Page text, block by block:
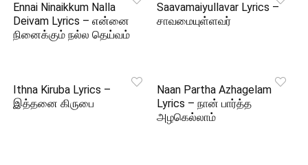
Ennai Ninaikkum Nalla
Deivam Lyrics – என்னை
நினைக்கும் நல்ல தெய்வம்
Saavamaiyullavar Lyrics –
சாவமையுள்ளவர்
Ithna Kiruba Lyrics –
இத்தனை கிருபை
Naan Partha Azhagelam
Lyrics – நான் பார்த்த
அழகெல்லாம்